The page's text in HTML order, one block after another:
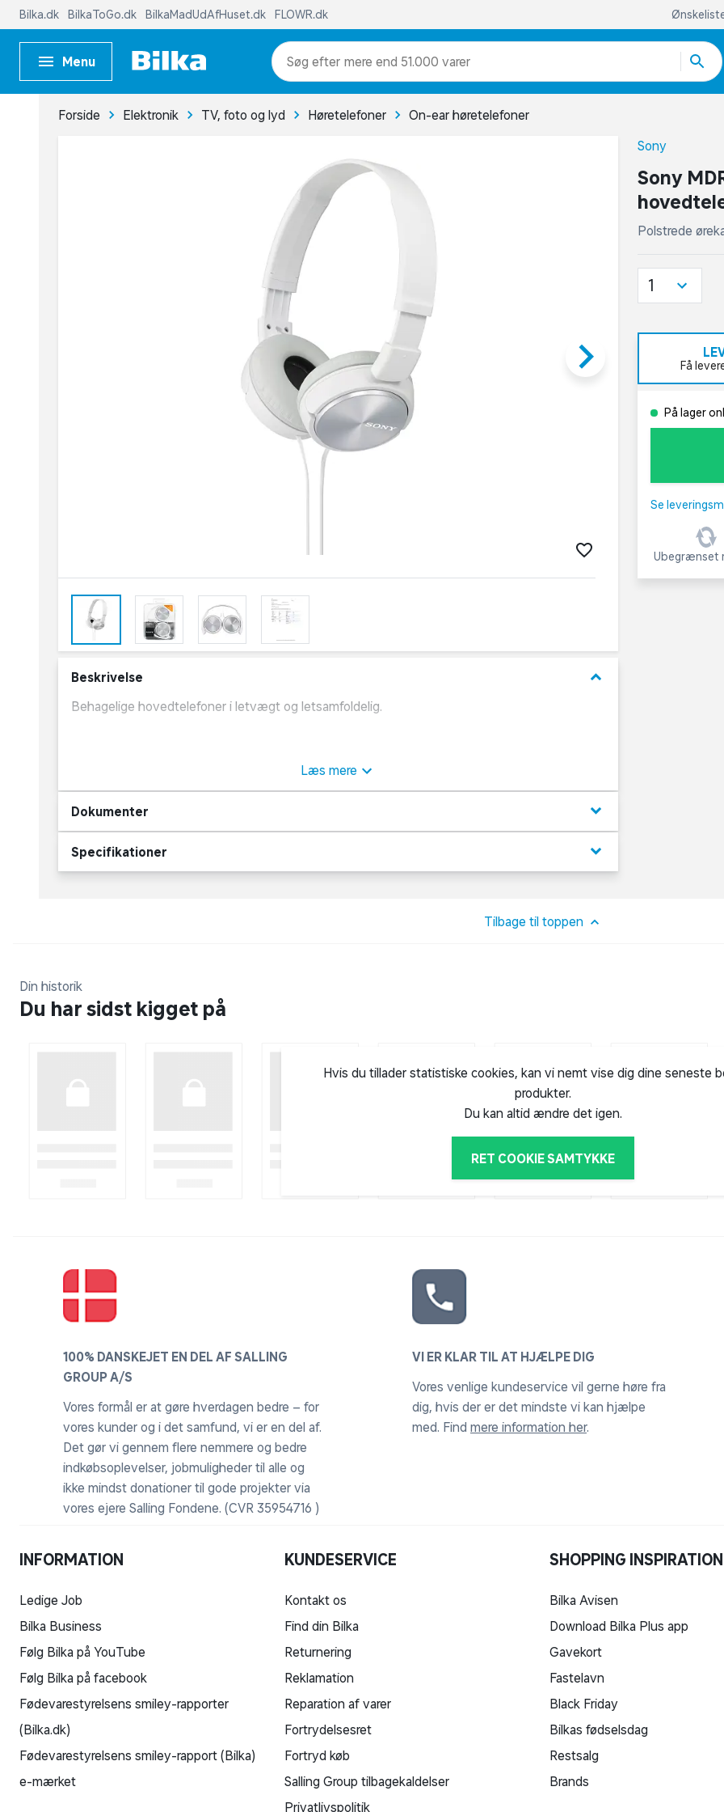
Bilka.dk BilkaToGo.dk BilkaMadUdAfHuset.dk FLOWR.dk
Menu mere end 51.000 varer
Forside Elektronik TV, foto og lyd Høretelefoner On-ear høretelefoner
keyboard_arrow_right
Beskrivelse keyboard_arrow_down
Behagelige hovedtelefoner i letvægt og letsamfoldelig.
30 mm ferrit-drivere giver kraftfuld, afbalanceret lyd
Frekvensområde på 10-24.000 Hz
Polstrede ørekapsler for en behagelig lytteoplevelse
Læs mere
Dokumenter keyboard_arrow_down
Specifikationer keyboard_arrow_down
Sony
Sony
Polstrede
1
Få
På lager
Se
Ubegrænset
Tilbage til toppen
Din historik
Du har sidst kigget på
Hvis du tillader statistiske cookies, kan vi nemt vise dig dine seneste
produkter.
Du kan altid ændre det igen.
RET COOKIE SAMTYKKE
100% DANSKEJET EN DEL AF SALLING
GROUP A/S
Vores formål er at gøre hverdagen bedre – for
vores kunder og i det samfund, vi er en del af.
Det gør vi gennem flere nemmere og bedre
indkøbsoplevelser, jobmuligheder til alle og
ikke mindst donationer til gode projekter via
vores ejere Salling Fondene. (CVR 35954716 )
VI ER KLAR TIL AT HJÆLPE DIG
Vores venlige kundeservice vil gerne høre fra
dig, hvis der er det mindste vi kan hjælpe
med. Find mere information her.
INFORMATION
Ledige Job
Bilka Business
Følg Bilka på YouTube
Følg Bilka på facebook
Fødevarestyrelsens smiley-rapporter
(Bilka.dk)
Fødevarestyrelsens smiley-rapport (Bilka)
e-mærket
KUNDESERVICE
Kontakt os
Find din Bilka
Returnering
Reklamation
Reparation af varer
Fortrydelsesret
Fortryd køb
Salling Group tilbagekaldelser
Privatlivspolitik
SHOPPING INSPIRATION
Bilka Avisen
Download Bilka Plus app
Gavekort
Fastelavn
Black Friday
Bilkas fødselsdag
Restsalg
Brands